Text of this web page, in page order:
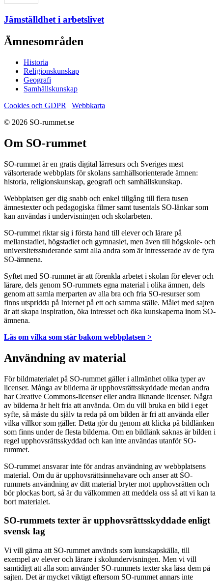
Jämställdhet i arbetslivet
Ämnesområden
Historia
Religionskunskap
Geografi
Samhällskunskap
Cookies och GDPR | Webbkarta
© 2026 SO-rummet.se
Om SO-rummet
SO-rummet är en gratis digital lärresurs och Sveriges mest
välsorterade webbplats för skolans samhällsorienterade ämnen:
historia, religionskunskap, geografi och samhällskunskap.
Webbplatsen ger dig snabb och enkel tillgång till flera tusen
ämnestexter och pedagogiska filmer samt tusentals SO-länkar som
kan användas i undervisningen och skolarbeten.
SO-rummet riktar sig i första hand till elever och lärare på
mellanstadiet, högstadiet och gymnasiet, men även till högskole- och
universitetsstuderande samt alla andra som är intresserade av de fyra
SO-ämnena.
Syftet med SO-rummet är att förenkla arbetet i skolan för elever och
lärare, dels genom SO-rummets egna material i olika ämnen, dels
genom att samla merparten av alla bra och fria SO-resurser som
finns utspridda på Internet på ett och samma ställe. Målet med sajten
är att skapa inspiration, öka intresset och öka kunskaperna inom SO-
ämnena.
Läs om vilka som står bakom webbplatsen >
Användning av material
För bildmaterialet på SO-rummet gäller i allmänhet olika typer av
licenser. Många av bilderna är upphovsrättsskyddade medan andra
har Creative Commons-licenser eller andra liknande licenser. Några
av bilderna är helt fria att använda. Om du vill bruka en bild i eget
syfte, så måste du själv ta reda på om bilden är fri att använda eller
vilka villkor som gäller. Detta gör du genom att klicka på bildlänken
som finns under de flesta bilderna. Om en bildlänk saknas är bilden i
regel upphovsrättsskyddad och kan inte användas utanför SO-
rummet.
SO-rummet ansvarar inte för andras användning av webbplatsens
material. Om du är upphovsrättsinnehavare och anser att SO-
rummets användning av ditt material bryter mot upphovsrätten och
bör plockas bort, så är du välkommen att meddela oss så att vi kan ta
bort materialet.
SO-rummets texter är upphovsrättsskyddade enligt
svensk lag
Vi vill gärna att SO-rummet används som kunskapskälla, till
exempel av elever och lärare i skolundervisningen. Men vi vill
samtidigt att alla som använder SO-rummets texter ska läsa dem på
sajten. Det är mycket viktigt eftersom SO-rummet annars inte